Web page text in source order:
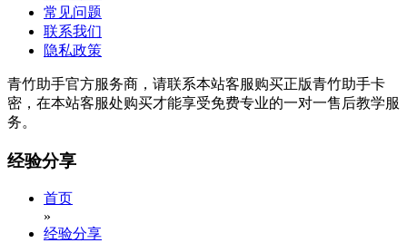
常见问题
联系我们
隐私政策
青竹助手官方服务商，请联系本站客服购买正版青竹助手卡
密，在本站客服处购买才能享受免费专业的一对一售后教学服
务。
经验分享
首页
»
经验分享